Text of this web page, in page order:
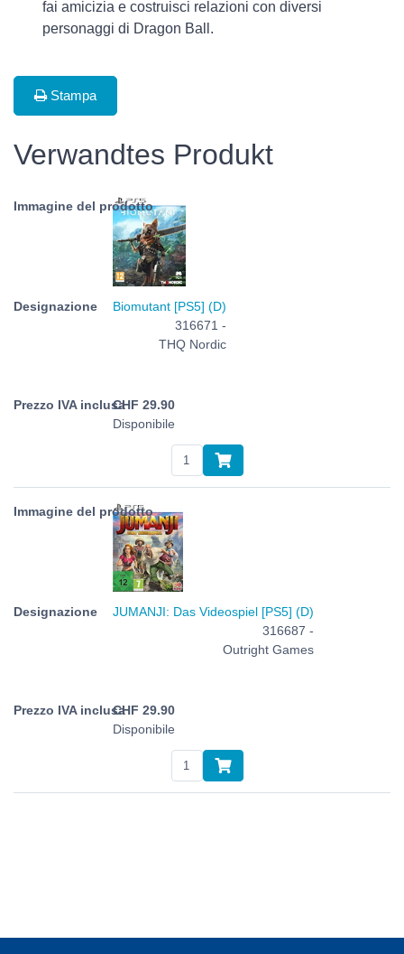
fai amicizia e costruisci relazioni con diversi
personaggi di Dragon Ball.
Stampa
Verwandtes Produkt
Biomutant [PS5] (D)
316671 -
THQ Nordic
CHF 29.90
Disponibile
JUMANJI: Das Videospiel [PS5] (D)
316687 -
Outright Games
CHF 29.90
Disponibile